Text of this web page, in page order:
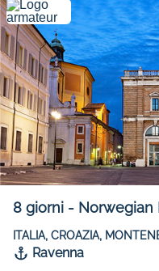
8 giorni - Norwegian
ITALIA, CROAZIA,
Ravenna